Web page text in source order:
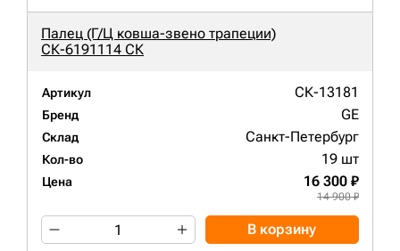
Палец (Г/Ц ковша-звено трапеции)
СК-6191114 СК
Артикул СК-13181
Бренд GE
Склад Санкт-Петербург
Кол-во 19 шт
Цена 16 300 ₽
14 900 ₽
В корзину